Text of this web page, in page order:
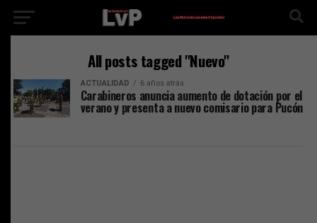
All posts tagged "Nuevo"
ACTUALIDAD 6 años atrás
Carabineros anuncia aumento de dotación por el
verano y presenta a nuevo comisario para Pucón